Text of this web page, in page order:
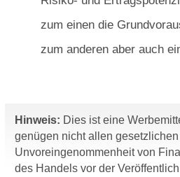
zum einen die
zum anderen aber auch
Hinweis: Dies ist eine
genügen nicht allen
Unvoreingenommenheit von
des Handels vor der